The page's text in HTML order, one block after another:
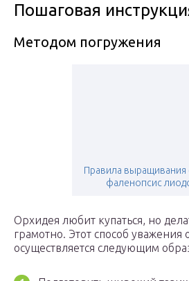
Пошаговая
Методом погружения
Правила выращивания
фаленопсис
Орхидея любит купаться, но
грамотно. Этот способ уважения
осуществляется следующим